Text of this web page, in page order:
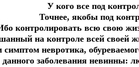
У кого все под
Точнее, якобы под
контролировать всю свою
на контроле всей своей
невротика,
заболевания невинны: